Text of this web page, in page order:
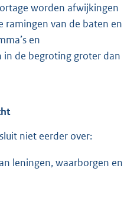
worden afwijkingen
ramingen van de baten en
en
in de begroting groter dan
niet eerder over:
leningen, waarborgen en